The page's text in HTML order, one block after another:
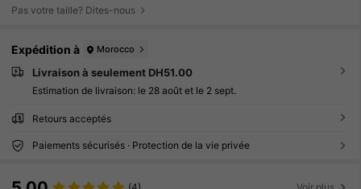
Pas votre taille? Dites-nous
Expédition à Morocco
Livraison à seulement DH51.00
Estimation de livraison: le 28 août et le 2 sept.
Retours acceptés
Paiements sécurisés · Protection de la vie privée